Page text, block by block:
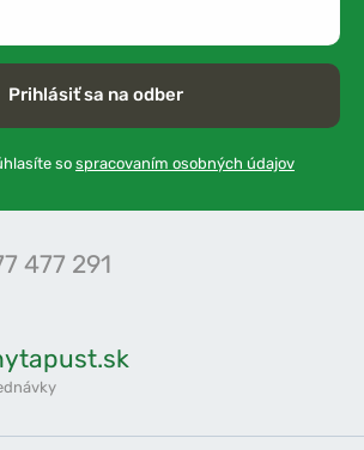
Prihlásiť sa na odber
so spracovaním osobných údajov
477 291